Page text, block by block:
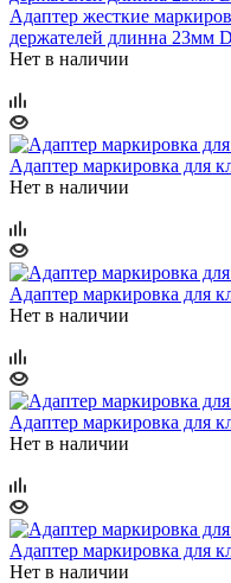
Адаптер жесткие
держателей длинна 23мм
Нет в наличии
Адаптер маркировка для
Нет в наличии
Адаптер маркировка для
Нет в наличии
Адаптер маркировка для
Нет в наличии
Адаптер маркировка для
Нет в наличии